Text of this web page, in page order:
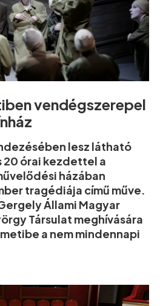
vendégszerepel
lesz látható
20 órai kezdettel a
házában
tragédiája című műve.
Állami Magyar
Társulat meghívására
a nem mindennapi